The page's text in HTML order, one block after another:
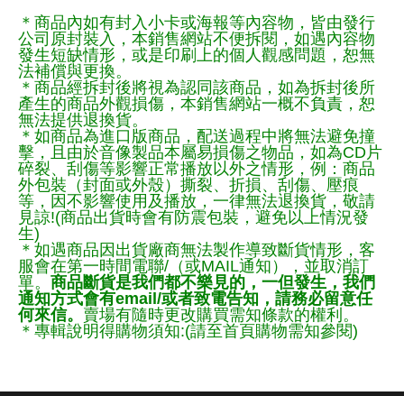
＊商品內如有封入小卡或海報等內容物，皆由發行
公司原封裝入，本銷售網站不便拆閱，如遇內容物
發生短缺情形，或是印刷上的個人觀感問題，恕無
法補償與更換。
＊商品經拆封後將視為認同該商品，如為拆封後所
產生的商品外觀損傷，本銷售網站一概不負責，恕
無法提供退換貨。
＊如商品為進口版商品，配送過程中將無法避免撞
擊，且由於音像製品本屬易損傷之物品，如為CD片
碎裂、刮傷等影響正常播放以外之情形，例：商品
外包裝（封面或外殼）撕裂、折損、刮傷、壓痕
等，因不影響使用及播放，一律無法退換貨，敬請
見諒!(商品出貨時會有防震包裝，避免以上情況發
生)
＊如遇商品因出貨廠商無法製作導致斷貨情形，客
服會在第一時間電聯/（或MAIL通知），並取消訂
單。 商品斷貨是我們都不樂見的，一但發生，我們
通知方式會有email/或者致電告知，請務必留意任
何來信。 賣場有隨時更改購買需知條款的權利。
＊專輯說明得購物須知:(請至首頁購物需知參閱)